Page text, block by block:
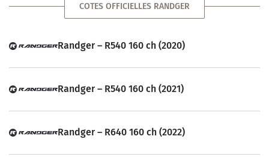
COTES OFFICIELLES RANDGER
Randger – R540 160 ch (2020)
Randger – R540 160 ch (2021)
Randger – R640 160 ch (2022)